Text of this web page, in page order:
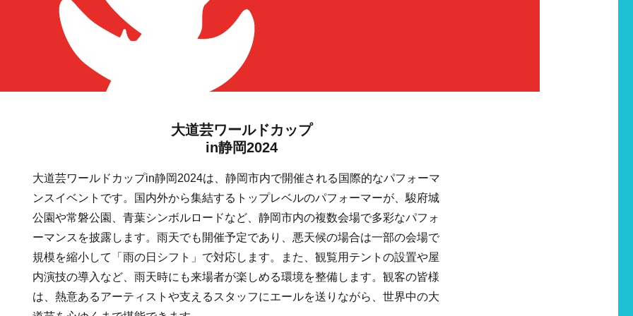
大道芸ワールドカップ
in静岡2024
大道芸ワールドカップin静岡2024は、静岡市内で開催される国際的なパフォーマ
ンスイベントです。国内外から集結するトップレベルのパフォーマーが、駿府城
公園や常磐公園、青葉シンボルロードなど、静岡市内の複数会場で多彩なパフォ
ーマンスを披露します。雨天でも開催予定であり、悪天候の場合は一部の会場で
規模を縮小して「雨の日シフト」で対応します。また、観覧用テントの設置や屋
内演技の導入など、雨天時にも来場者が楽しめる環境を整備します。観客の皆様
は、熱意あるアーティストや支えるスタッフにエールを送りながら、世界中の大